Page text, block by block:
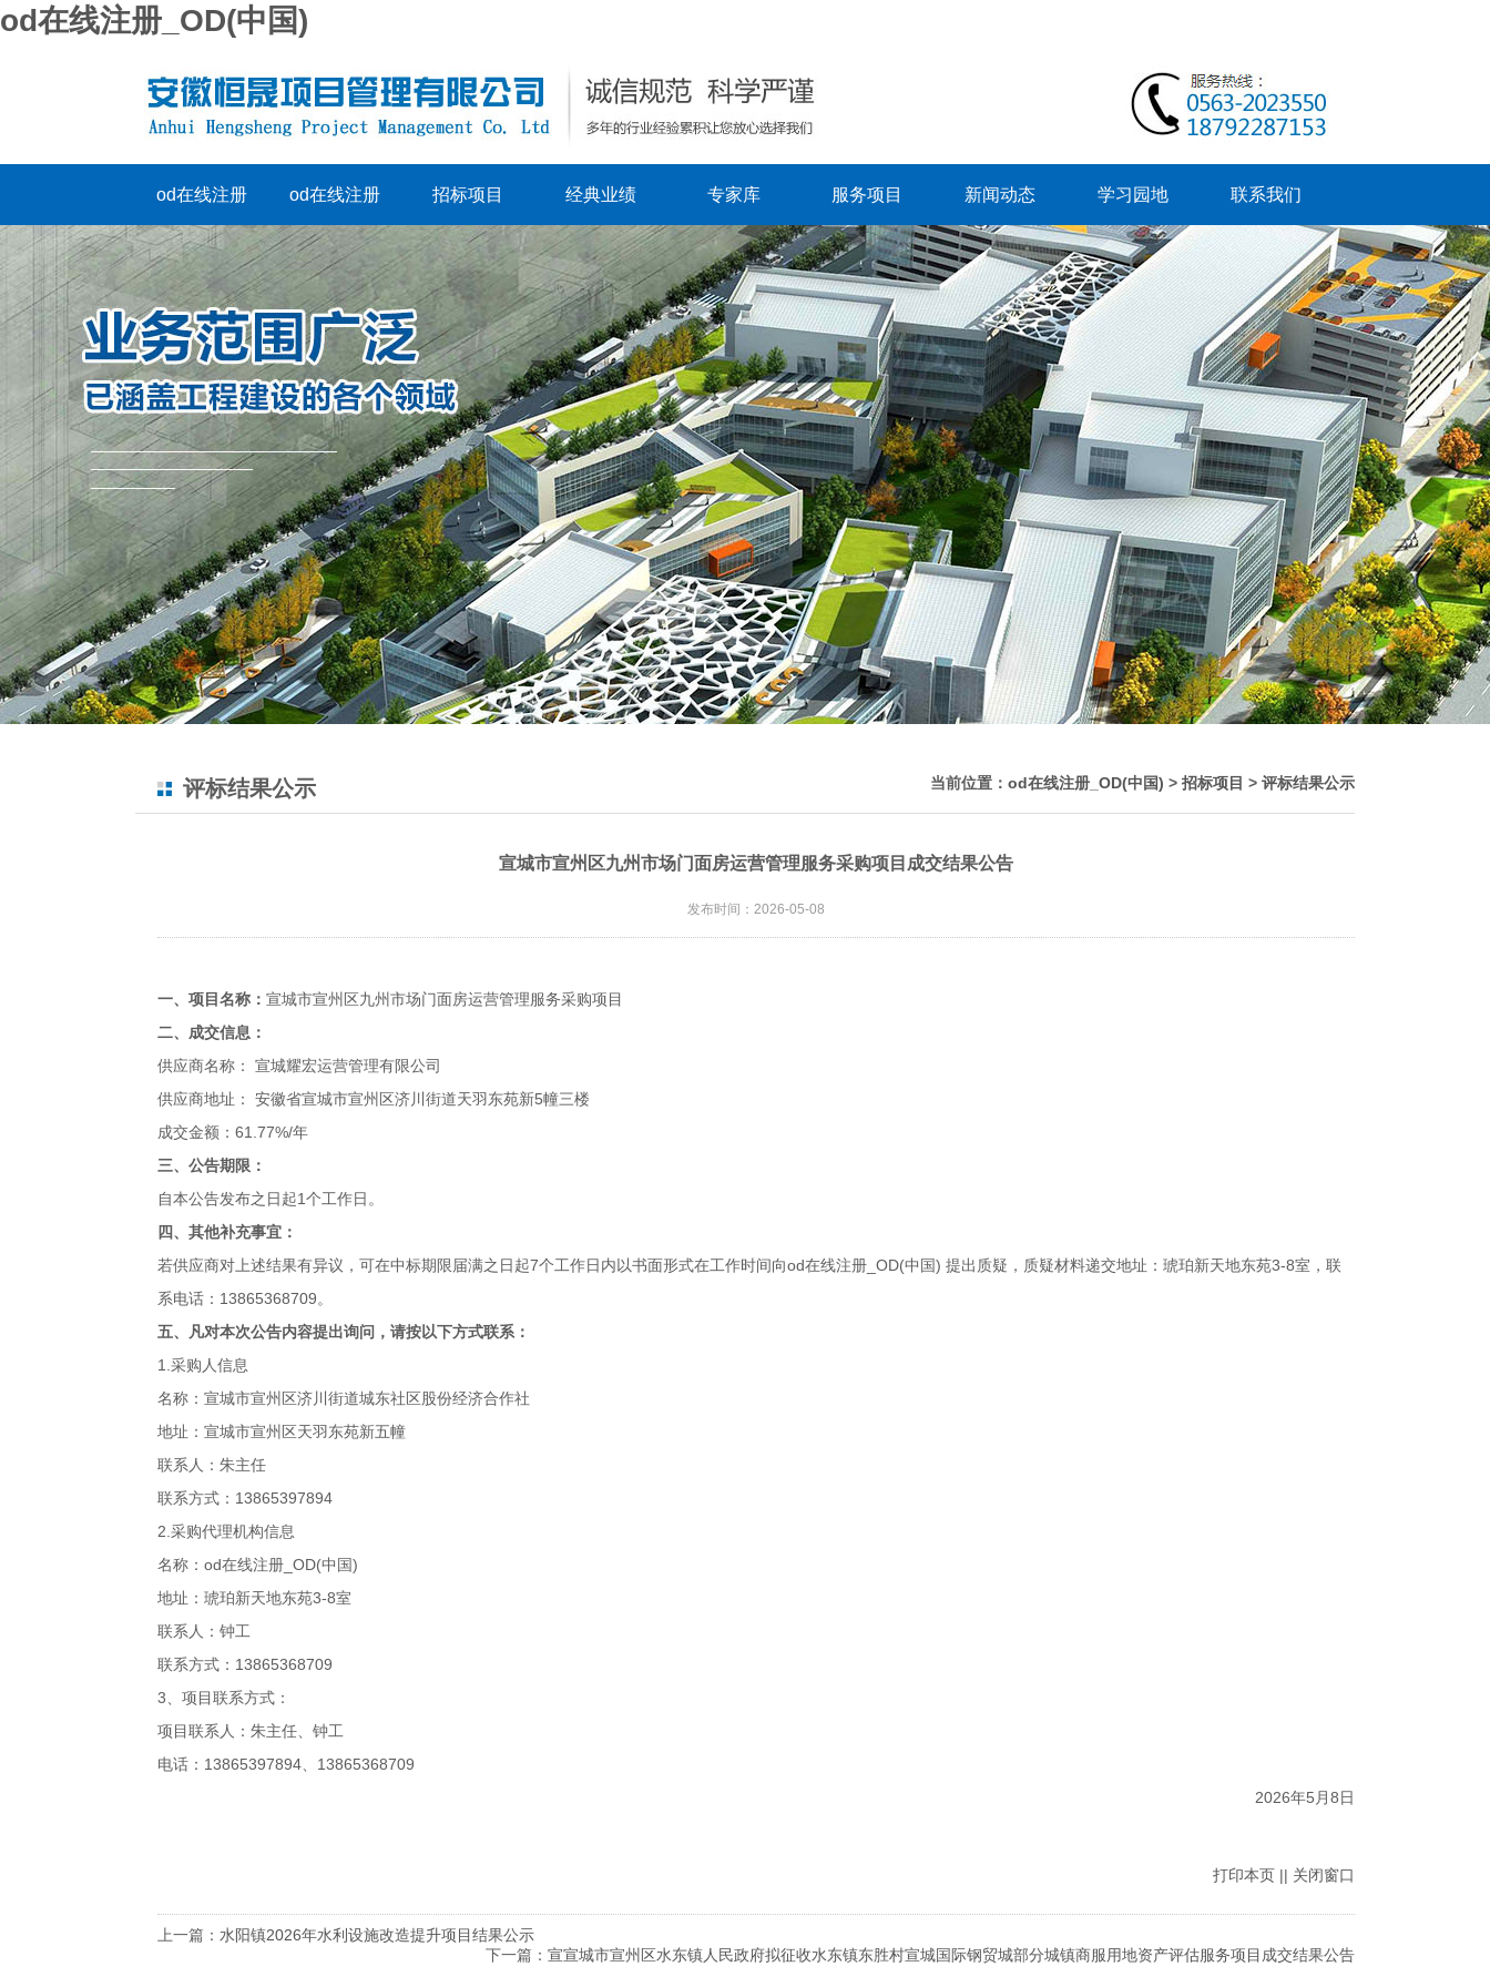
od在线注册_OD(中国)
od在线注册
_OD(中国)
od在线注册
_OD(中国)
招标项目 经典业绩 专家库 服务项目 新闻动态 学习园地 联系我们
评标结果公示 当前位置： od在线注册_OD(中国) > 招标项目 > 评标结果公示
宣城市宣州区九州市场门面房运营管理服务采购项目成交结果公告
发布时间：2026-05-08
一、项目名称： 宣城市宣州区九州市场门面房运营管理服务采购项目
二、成交信息：
供应商名称： 宣城耀宏运营管理有限公司
供应商地址： 安徽省宣城市宣州区济川街道天羽东苑新5幢三楼
成交金额：61.77%/年
三、公告期限：
自本公告发布之日起1个工作日。
四、其他补充事宜：
若供应商对上述结果有异议，可在中标期限届满之日起7个工作日内以书面形式在工作时间向od在线注册_OD(中国) 提出质疑，质疑材料递交地址：琥珀新天地东苑3-8室，联
系电话：13865368709。
五、凡对本次公告内容提出询问，请按以下方式联系：
1.采购人信息
名称：宣城市宣州区济川街道城东社区股份经济合作社
地址：宣城市宣州区天羽东苑新五幢
联系人：朱主任
联系方式：13865397894
2.采购代理机构信息
名称：od在线注册_OD(中国)
地址：琥珀新天地东苑3-8室
联系人：钟工
联系方式：13865368709
3、项目联系方式：
项目联系人：朱主任、钟工
电话：13865397894、13865368709
2026年5月8日
打印本页 || 关闭窗口
上一篇： 水阳镇2026年水利设施改造提升项目结果公示
下一篇： 宣宣城市宣州区水东镇人民政府拟征收水东镇东胜村宣城国际钢贸城部分城镇商服用地资产评估服务项目成交结果公告